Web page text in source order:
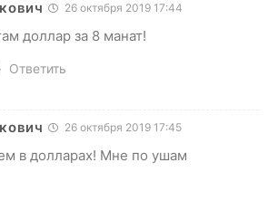
26 октября 2019 17:44
доллар за 8 манат!
Ответить
26 октября 2019 17:45
в долларах! Мне по ушам